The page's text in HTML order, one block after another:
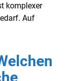
komplexer
Auf